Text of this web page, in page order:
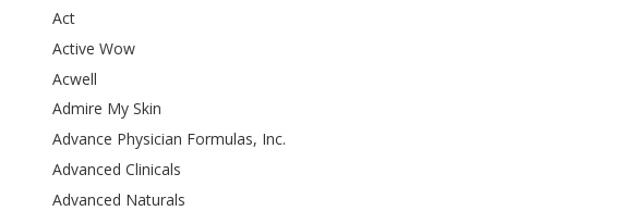
Act
Active Wow
Acwell
Admire My Skin
Advance Physician Formulas, Inc.
Advanced Clinicals
Advanced Naturals